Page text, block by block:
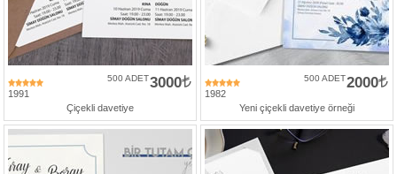
1991
3000
500 ADET
Çiçekli davetiye
1982
2000
500 ADET
Yeni çiçekli davetiye örneği